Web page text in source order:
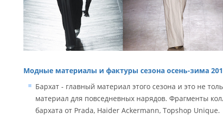
Модные материалы и фактуры сезона осень-зима
Бархат - главный материал этого сезона и это не
материал для повседневных нарядов. Фрагменты
бархата от Prada, Haider Ackermann, Topshop Unique.